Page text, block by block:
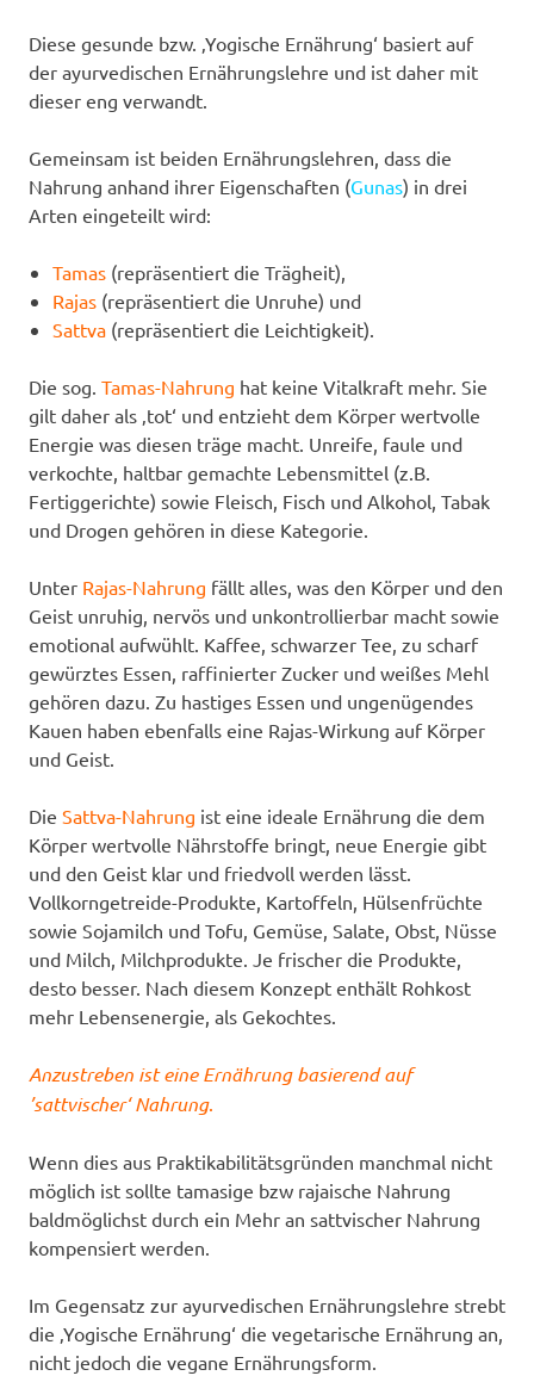
Diese gesunde bzw. ‚Yogische Ernährung‘ basiert auf
der ayurvedischen Ernährungslehre und ist daher mit
dieser eng verwandt.
Gemeinsam ist beiden Ernährungslehren, dass die
Nahrung anhand ihrer Eigenschaften (Gunas) in drei
Arten eingeteilt wird:
Tamas (repräsentiert die Trägheit),
Rajas (repräsentiert die Unruhe) und
Sattva (repräsentiert die Leichtigkeit).
Die sog. Tamas-Nahrung hat keine Vitalkraft mehr. Sie
gilt daher als ‚tot‘ und entzieht dem Körper wertvolle
Energie was diesen träge macht. Unreife, faule und
verkochte, haltbar gemachte Lebensmittel (z.B.
Fertiggerichte) sowie Fleisch, Fisch und Alkohol, Tabak
und Drogen gehören in diese Kategorie.
Unter Rajas-Nahrung fällt alles, was den Körper und den
Geist unruhig, nervös und unkontrollierbar macht sowie
emotional aufwühlt. Kaffee, schwarzer Tee, zu scharf
gewürztes Essen, raffinierter Zucker und weißes Mehl
gehören dazu. Zu hastiges Essen und ungenügendes
Kauen haben ebenfalls eine Rajas-Wirkung auf Körper
und Geist.
Die Sattva-Nahrung ist eine ideale Ernährung die dem
Körper wertvolle Nährstoffe bringt, neue Energie gibt
und den Geist klar und friedvoll werden lässt.
Vollkorngetreide-Produkte, Kartoffeln, Hülsenfrüchte
sowie Sojamilch und Tofu, Gemüse, Salate, Obst, Nüsse
und Milch, Milchprodukte. Je frischer die Produkte,
desto besser. Nach diesem Konzept enthält Rohkost
mehr Lebensenergie, als Gekochtes.
Anzustreben ist eine Ernährung basierend auf
’sattvischer‘ Nahrung.
Wenn dies aus Praktikabilitätsgründen manchmal nicht
möglich ist sollte tamasige bzw rajaische Nahrung
baldmöglichst durch ein Mehr an sattvischer Nahrung
kompensiert werden.
Im Gegensatz zur ayurvedischen Ernährungslehre strebt
die ‚Yogische Ernährung‘ die vegetarische Ernährung an,
nicht jedoch die vegane Ernährungsform.